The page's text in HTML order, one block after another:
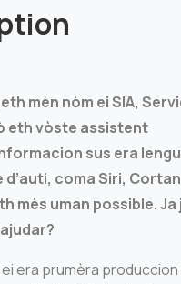
mèn nòm ei SIA,
eth vòste assistent
sus era
coma Siri,
mès uman possible. Ja
ei era prumèra